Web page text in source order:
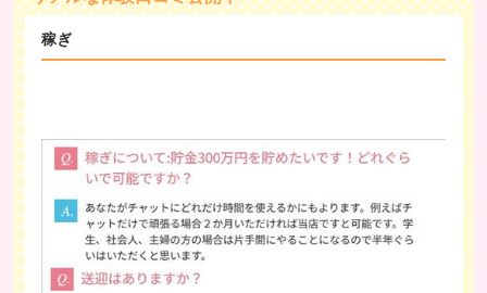
稼ぎ